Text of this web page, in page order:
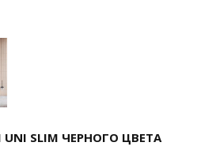
SLIM ЧЕРНОГО ЦВЕТА